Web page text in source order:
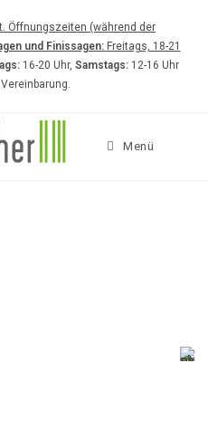
Öffnungszeiten (während der
und Finissagen: Freitags, 18-21
16-20 Uhr, Samstags:12-16 Uhr
Menü